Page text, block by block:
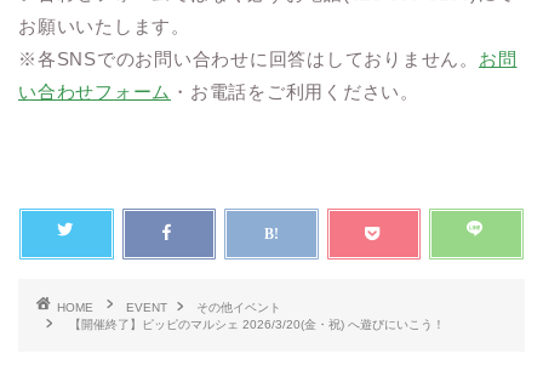
お願いいたします。
※各SNSでのお問い合わせに回答はしておりません。 お問
い合わせフォーム ・お電話をご利用ください。
HOME EVENT
その他イベント
【開催終了】ピッピのマルシェ 2026/3/20(金・祝) へ遊びにいこう！